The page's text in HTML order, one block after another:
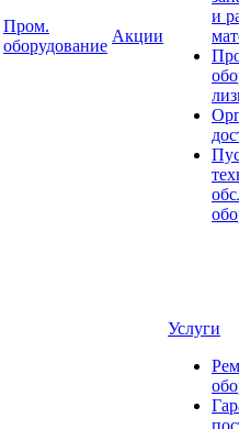
Пром.
оборудование
Акции
и
Услуги